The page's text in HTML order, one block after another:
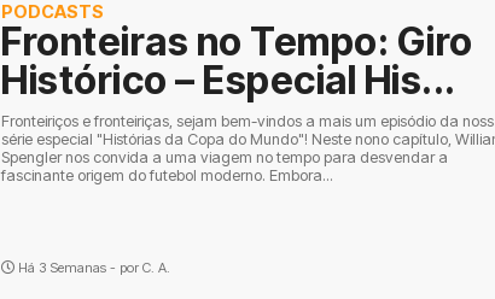
PODCASTS
Fronteiras no Tempo: Giro
Histórico – Especial His...
Fronteiriços e fronteiriças, sejam bem-vindos a mais um episódio da
série especial "Histórias da Copa do Mundo"! Neste nono capítulo,
Spengler nos convida a uma viagem no tempo para desvendar a
fascinante origem do futebol moderno. Embora...
Há 3 Semanas - por C. A.